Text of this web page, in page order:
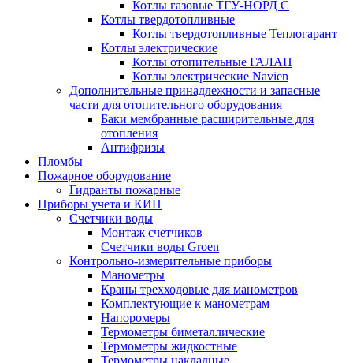
Котлы газовые ТГУ-НОРД С
Котлы твердотопливные
Котлы твердотопливные Теплогарант
Котлы электрические
Котлы отопительные ГАЛАН
Котлы электрические Navien
Дополнительные принадлежности и запасные
части для отопительного оборудования
Баки мембранные расширительные для
отопления
Антифризы
Пломбы
Пожарное оборудование
Гидранты пожарные
Приборы учета и КИП
Счетчики воды
Монтаж счетчиков
Счетчики воды Groen
Контрольно-измерительные приборы
Манометры
Краны трехходовые для манометров
Комплектующие к манометрам
Напоромеры
Термометры биметаллические
Термометры жидкостные
Термометры накладные